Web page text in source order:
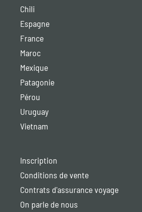
Chili
Espagne
France
Maroc
Mexique
Patagonie
Pérou
Uruguay
Vietnam
Inscription
Conditions de vente
Contrats d'assurance voyage
On parle de nous